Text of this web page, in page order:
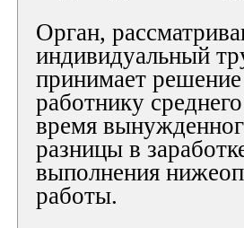
Орган,
индивидуальный
принимает
работнику
время
разницы в
выполнения
работы.